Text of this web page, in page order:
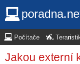
Počítače
Jakou externí